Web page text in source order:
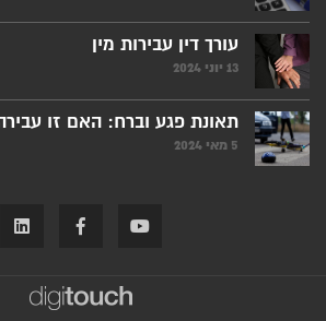
עורך דין עבירות מין
13 יוני 2024
תאונת פגע וברח: האם זו
5 מאי 2024